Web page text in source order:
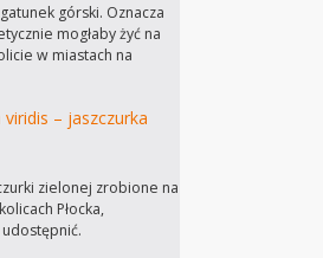
górski. Oznacza
mogłaby żyć na
w miastach na
viridis – jaszczurka
zielonej zrobione na
Płocka,